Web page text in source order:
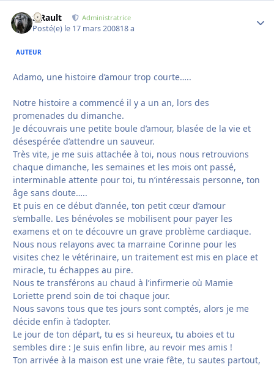
S.Rault Administratrice
Posté(e) le 17 mars 200818 a
AUTEUR
Adamo, une histoire d’amour trop courte…..
Notre histoire a commencé il y a un an, lors des
promenades du dimanche.
Je découvrais une petite boule d’amour, blasée de la vie et
désespérée d’attendre un sauveur.
Très vite, je me suis attachée à toi, nous nous retrouvions
chaque dimanche, les semaines et les mois ont passé,
interminable attente pour toi, tu n’intéressais personne, ton
âge sans doute…..
Et puis en ce début d’année, ton petit cœur d’amour
s’emballe. Les bénévoles se mobilisent pour payer les
examens et on te découvre un grave problème cardiaque.
Nous nous relayons avec ta marraine Corinne pour les
visites chez le vétérinaire, un traitement est mis en place et
miracle, tu échappes au pire.
Nous te transférons au chaud à l’infirmerie où Mamie
Loriette prend soin de toi chaque jour.
Nous savons tous que tes jours sont comptés, alors je me
décide enfin à t’adopter.
Le jour de ton départ, tu es si heureux, tu aboies et tu
sembles dire : Je suis enfin libre, au revoir mes amis !
Ton arrivée à la maison est une vraie fête, tu sautes partout,